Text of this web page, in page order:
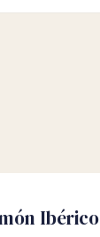
Ibérico